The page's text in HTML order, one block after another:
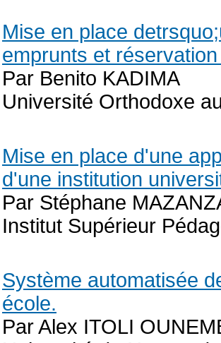
Mise en place
emprunts et
Par Benito KADIMA
Université Orthodoxe
Mise en place d'une
d'une institution
Par Stéphane
Institut Supérieur
Système automatisée
école.
Par Alex ITOLI